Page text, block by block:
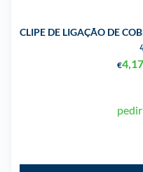
CLIPE DE LIGAÇÃO DE
€4,17